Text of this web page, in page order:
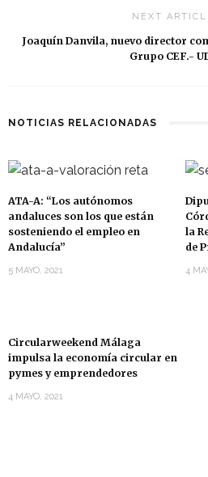
NEXT
Joaquín Danvila, nuevo director
Grupo CEF.-
NOTICIAS RELACIONADAS
ATA-A: “Los autónomos
andaluces son los que están
sosteniendo el empleo en
Andalucía”
5 MAYO, 2021
la
de
4
Circularweekend Málaga
impulsa la economía circular en
pymes y emprendedores
4 MAYO, 2021